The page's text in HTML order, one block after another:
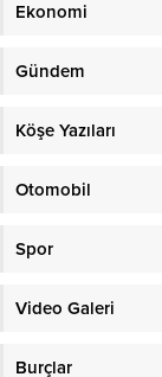
Ekonomi
Gündem
Köşe Yazıları
Otomobil
Spor
Video Galeri
Burçlar